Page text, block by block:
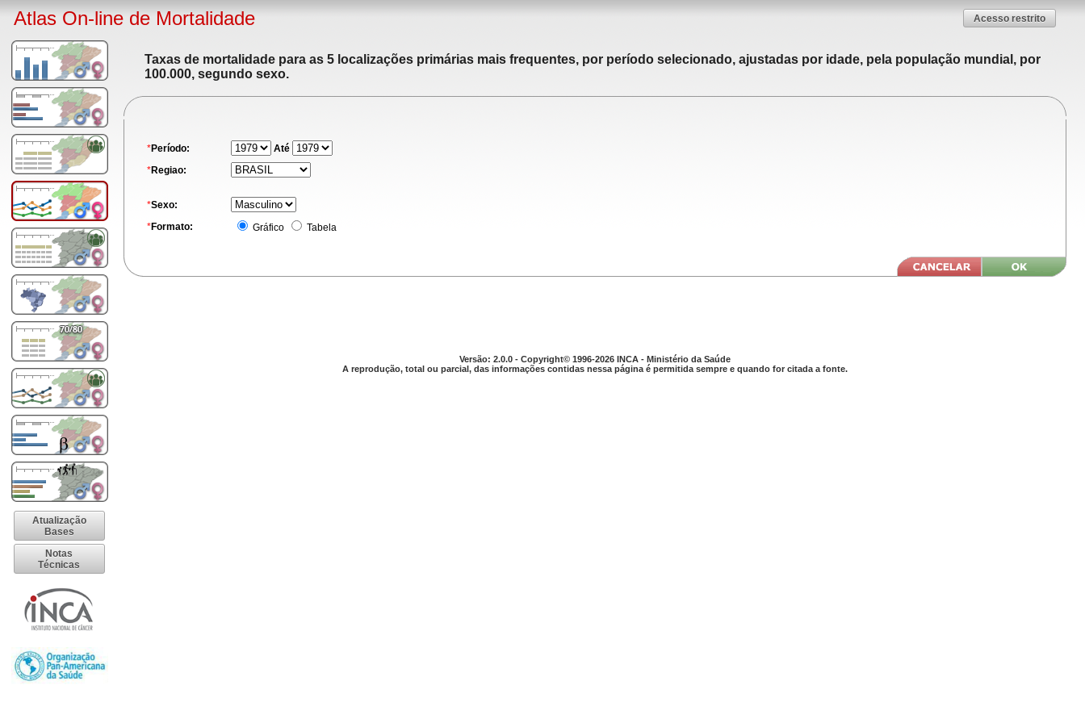
Atlas On-line de Mortalidade Acesso restrito
Atualização
Bases
Notas
Técnicas
Taxas de mortalidade para as 5 localizações primárias mais frequentes, por período selecionado, ajustadas por idade, pela população mundial, por
100.000, segundo sexo.
*Período:
Até
*Regiao:
*Sexo:
*Formato: Gráfico Tabela
Versão: 2.0.0 - Copyright© 1996-2026 INCA - Ministério da Saúde
A reprodução, total ou parcial, das informações contidas nessa página é permitida sempre e quando for citada a fonte.